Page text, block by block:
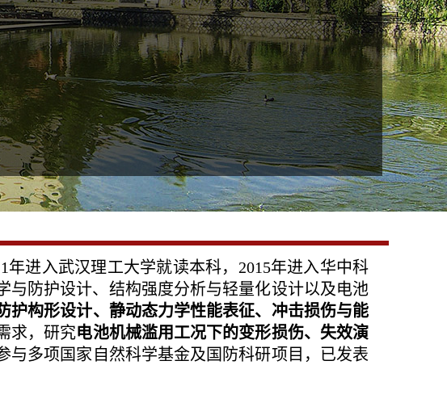
进入武汉理工大学就读本科，2015年进入华中科
与防护设计、结构强度分析与轻量化设计以及电池
护构形设计、静动态力学性能表征、冲击损伤与能
求，研究电池机械滥用工况下的变形损伤、失效演
多项国家自然科学基金及国防科研项目，已发表